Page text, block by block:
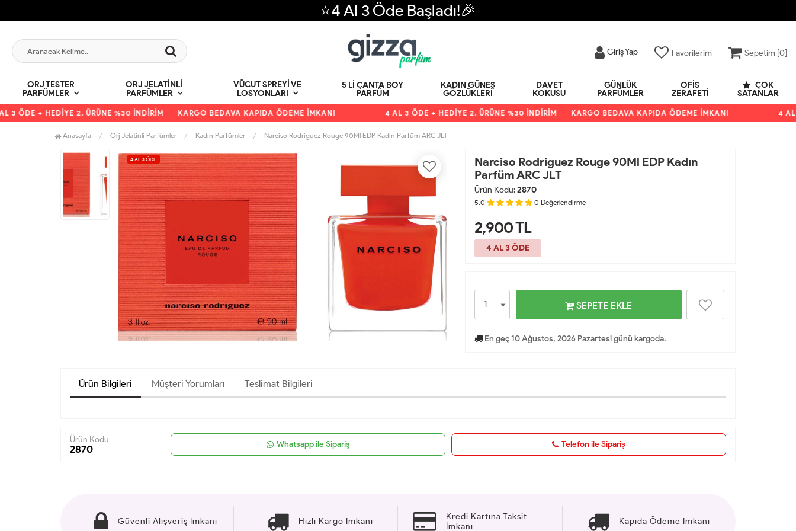
⭐4 Al 3 Öde Başladı!🎉
Giriş Yap Favorilerim Sepetim [0]
ORJ TESTER
PARFÜMLER
ORJ JELATINLI
PARFÜMLER
VÜCUT SPREYI VE
LOSYONLARI
5 LI ÇANTA BOY
PARFÜM
KADIN GÜNEŞ
GÖZLÜKLERI
DAVET
KOKUSU
GÜNLÜK
PARFÜMLER
OFIS
ZERAFETI
ÇOK
SATANLAR
+ HEDİYE 2. ÜRÜNE %30 İNDİRİM KARGO BEDAVA KAPIDA ÖDEME İMKANI 4 AL 3 ÖDE + HEDİYE 2. ÜRÜNE %30 İNDİRİM KARGO BEDAVA KAPIDA ÖDEME İMKANI 4 AL 3
Anasayfa Orj Jelatinli Parfümler Kadın Parfümler Narciso Rodriguez Rouge 90Ml EDP Kadın Parfüm ARC JLT
4 AL 3 ÖDE
Narciso Rodriguez Rouge 90Ml EDP Kadın
Parfüm ARC JLT
Ürün Kodu:2870
5.0 0 Değerlendirme
2,900TL
4 AL 3 ÖDE
SEPETE EKLE
En geç 10 Ağustos, 2026 Pazartesi günü kargoda.
Ürün Bilgileri Müşteri Yorumları Teslimat Bilgileri
Ürün Kodu
2870 Whatsapp ile Sipariş Telefon ile Sipariş
Güvenli Alışveriş İmkanı Hızlı Kargo İmkanı
Kredi Kartına Taksit
İmkanı
Kapıda Ödeme İmkanı